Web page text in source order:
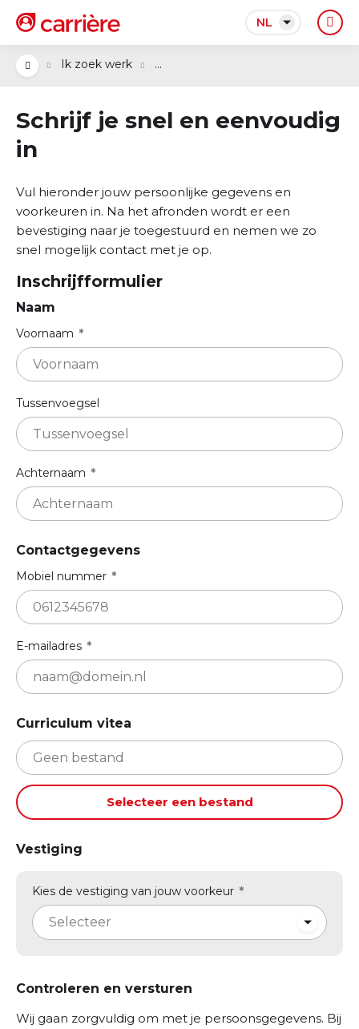
NL
Ik zoek werk ...
Schrijf je snel en eenvoudig
in
Vul hieronder jouw persoonlijke gegevens en
voorkeuren in. Na het afronden wordt er een
bevestiging naar je toegestuurd en nemen we zo
snel mogelijk contact met je op.
Inschrijfformulier
Naam
Voornaam
Tussenvoegsel
Achternaam
Contactgegevens
Mobiel nummer
E-mailadres
Curriculum vitea
Geen bestand
Selecteer een bestand
Vestiging
Kies de vestiging van jouw voorkeur
Selecteer
Controleren en versturen
Wij gaan zorgvuldig om met je persoonsgegevens. Bij